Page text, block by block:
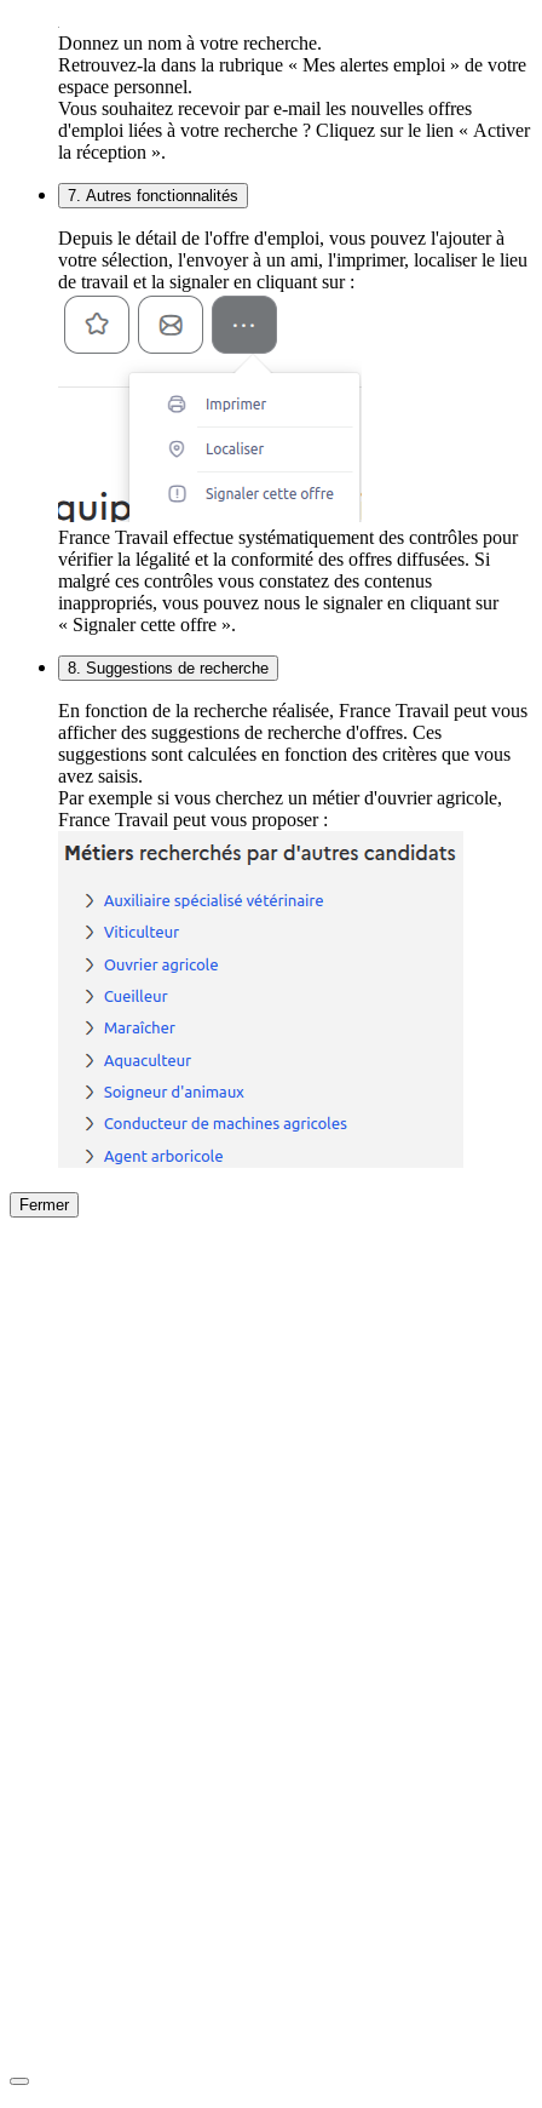
Donnez un nom à votre recherche.
Retrouvez-la dans la rubrique « Mes alertes emploi » de votre
espace personnel.
Vous souhaitez recevoir par e-mail les nouvelles offres
d'emploi liées à votre recherche ? Cliquez sur le lien « Activer
la réception ».
7. Autres fonctionnalités
Depuis le détail de l'offre d'emploi, vous pouvez l'ajouter à
votre sélection, l'envoyer à un ami, l'imprimer, localiser le lieu
de travail et la signaler en cliquant sur :
France Travail effectue systématiquement des contrôles pour
vérifier la légalité et la conformité des offres diffusées. Si
malgré ces contrôles vous constatez des contenus
inappropriés, vous pouvez nous le signaler en cliquant sur
« Signaler cette offre ».
8. Suggestions de recherche
En fonction de la recherche réalisée, France Travail peut vous
afficher des suggestions de recherche d'offres. Ces
suggestions sont calculées en fonction des critères que vous
avez saisis.
Par exemple si vous cherchez un métier d'ouvrier agricole,
France Travail peut vous proposer :
Fermer